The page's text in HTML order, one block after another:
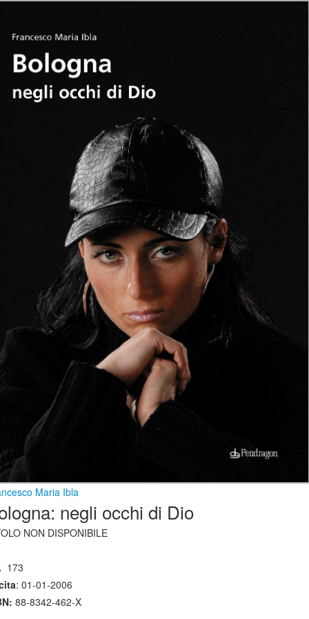
Maria Ibla
negli occhi di Dio
NON DISPONIBILE
173
: 01-01-2006
88-8342-462-X